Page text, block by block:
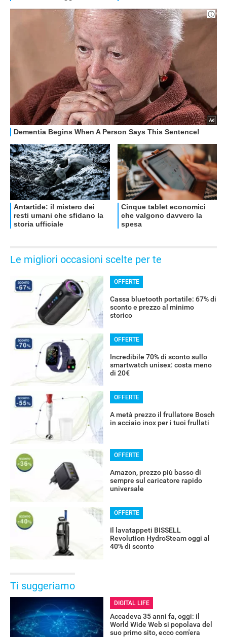
OFFERTE
Le migliori occasioni scelte per te
OFFERTE
Cassa bluetooth portatile: 67% di
sconto e prezzo al minimo
storico
OFFERTE
Incredibile 70% di sconto sullo
smartwatch unisex: costa meno
di 20€
OFFERTE
A metà prezzo il frullatore Bosch
in acciaio inox per i tuoi frullati
OFFERTE
Amazon, prezzo più basso di
sempre sul caricatore rapido
universale
OFFERTE
Il lavatappeti BISSELL
Revolution HydroSteam oggi al
40% di sconto
Ti suggeriamo
DIGITAL LIFE
Accadeva 35 anni fa, oggi: il
World Wide Web si popolava del
suo primo sito, ecco com'era